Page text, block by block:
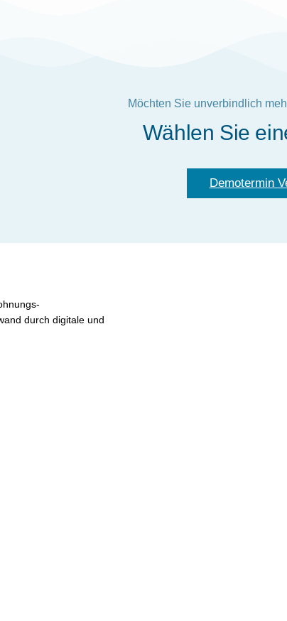
Möchten Sie unverbindlich
Wählen Sie
Demotermin
durch digitale und